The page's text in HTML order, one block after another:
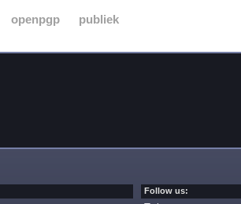
openpgp publiek
Follow us: